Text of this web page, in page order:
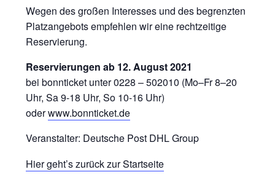
Wegen des großen Interesses und des begrenzten
Platzangebots empfehlen wir eine rechtzeitige
Reservierung.
Reservierungen ab 12. August 2021
bei bonnticket unter 0228 – 502010 (Mo–Fr 8–20
Uhr, Sa 9-18 Uhr, So 10-16 Uhr)
oderwww.bonnticket.de
Veranstalter: Deutsche Post DHL Group
Hier geht’s zurück zur Startseite